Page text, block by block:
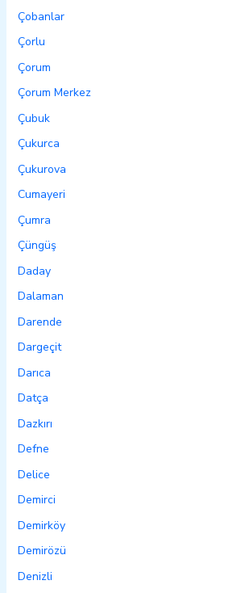
Çobanlar
Çorlu
Çorum
Çorum Merkez
Çubuk
Çukurca
Çukurova
Cumayeri
Çumra
Çüngüş
Daday
Dalaman
Darende
Dargeçit
Darıca
Datça
Dazkırı
Defne
Delice
Demirci
Demirköy
Demirözü
Denizli